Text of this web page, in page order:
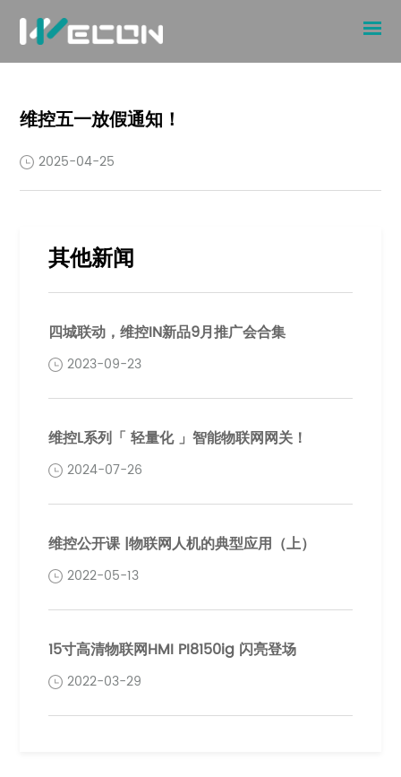
维控五一放假通知！
2025-04-25
其他新闻
四城联动，维控IN新品9月推广会合集
2023-09-23
维控L系列「 轻量化 」智能物联网网关！
2024-07-26
维控公开课 |物联网人机的典型应用（上）
2022-05-13
15寸高清物联网HMI PI8150ig 闪亮登场
2022-03-29